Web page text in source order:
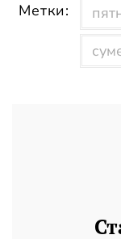
Метки: